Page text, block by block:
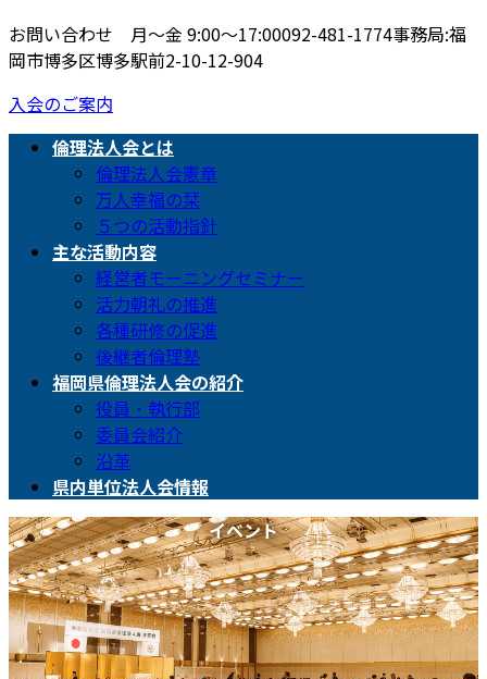
お問い合わせ 月〜金 9:00〜17:00092-481-1774事務局:福
岡市博多区博多駅前2-10-12-904
入会のご案内
倫理法人会とは
倫理法人会憲章
万人幸福の栞
５つの活動指針
主な活動内容
経営者モーニングセミナー
活力朝礼の推進
各種研修の促進
後継者倫理塾
福岡県倫理法人会の紹介
役員・執行部
委員会紹介
沿革
県内単位法人会情報
イベント